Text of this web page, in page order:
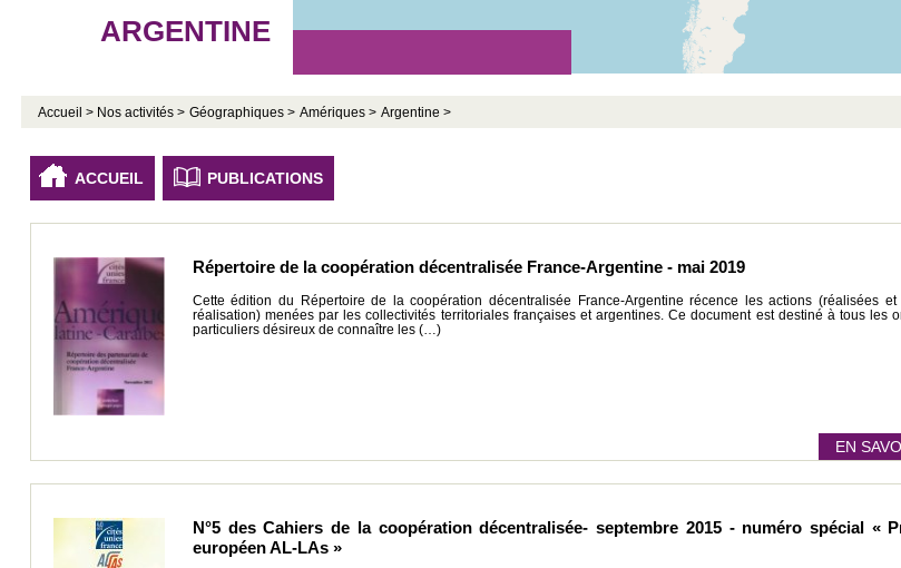
ARGENTINE
Accueil > Nos activités > Géographiques > Amériques > Argentine >
ACCUEIL PUBLICATIONS
Répertoire de la coopération décentralisée France-Argentine - mai 2019
Cette édition du Répertoire de la coopération décentralisée France-Argentine récence les actions (réalisées
réalisation) menées par les collectivités territoriales françaises et argentines. Ce document est destiné à tous les
particuliers désireux de connaître les (…)
EN
N°5 des Cahiers de la coopération décentralisée- septembre 2015 - numéro spécial «
européen AL-LAs »